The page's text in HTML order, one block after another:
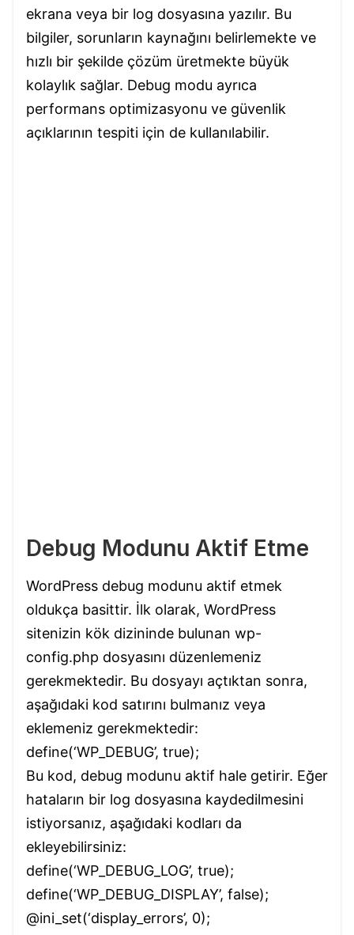
ekrana veya bir log dosyasına yazılır. Bu
bilgiler, sorunların kaynağını belirlemekte ve
hızlı bir şekilde çözüm üretmekte büyük
kolaylık sağlar. Debug modu ayrıca
performans optimizasyonu ve güvenlik
açıklarının tespiti için de kullanılabilir.
Debug Modunu Aktif Etme
WordPress debug modunu aktif etmek
oldukça basittir. İlk olarak, WordPress
sitenizin kök dizininde bulunan wp-
config.php dosyasını düzenlemeniz
gerekmektedir. Bu dosyayı açtıktan sonra,
aşağıdaki kod satırını bulmanız veya
eklemeniz gerekmektedir:
define(‘WP_DEBUG’, true);
Bu kod, debug modunu aktif hale getirir. Eğer
hataların bir log dosyasına kaydedilmesini
istiyorsanız, aşağıdaki kodları da
ekleyebilirsiniz:
define(‘WP_DEBUG_LOG’, true);
define(‘WP_DEBUG_DISPLAY’, false);
@ini_set(‘display_errors’, 0);